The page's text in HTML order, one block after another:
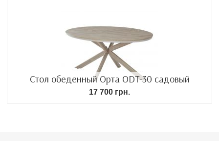
Стол обеденный Орта ODT-30 садовый
17 700 грн.